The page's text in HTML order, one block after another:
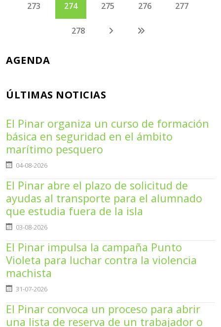
273 274 275 276 277
278
AGENDA
ÚLTIMAS NOTICIAS
El Pinar organiza un curso de formación
básica en seguridad en el ámbito
marítimo pesquero
Detalles
04-08-2026
El Pinar abre el plazo de solicitud de
ayudas al transporte para el alumnado
que estudia fuera de la isla
Detalles
03-08-2026
El Pinar impulsa la campaña Punto
Violeta para luchar contra la violencia
machista
Detalles
31-07-2026
El Pinar convoca un proceso para abrir
una lista de reserva de un trabajador o